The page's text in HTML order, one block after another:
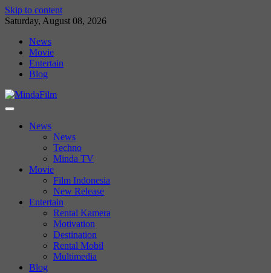
Skip to content
Saturday, August 08, 2026
News
Movie
Entertain
Blog
News
News
Techno
Minda TV
Movie
Film Indonesia
New Release
Entertain
Rental Kamera
Motivation
Destination
Rental Mobil
Multimedia
Blog